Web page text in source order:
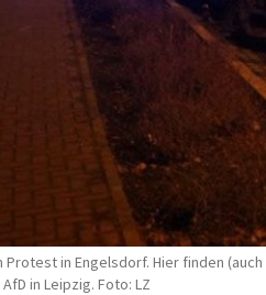
Protest in Engelsdorf. Hier finden
in Leipzig. Foto: LZ